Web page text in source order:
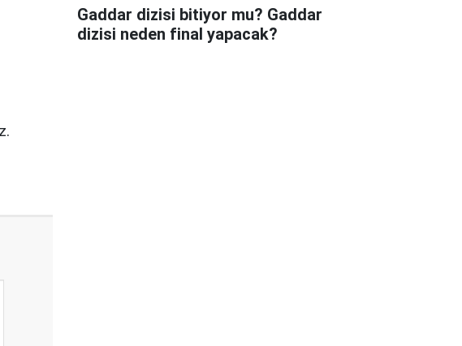
Gaddar dizisi bitiyor mu? Gaddar
dizisi neden final yapacak?